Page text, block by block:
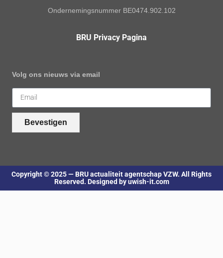
Ondernemingsnummer BE0474.902.102
BRU Privacy Pagina
Volg ons nieuws via email
Bevestigen
Copyright © 2025 — BRU actualiteit agentschap VZW. All Rights
Reserved. Designed by uwish-it.com